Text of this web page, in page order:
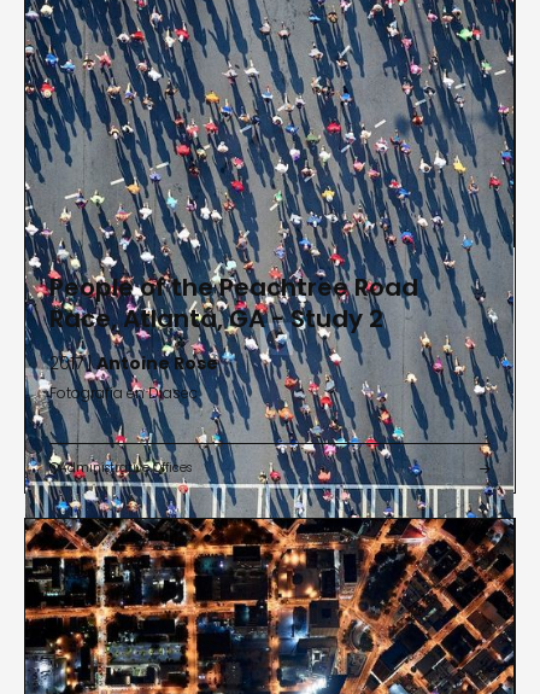
People of the Peachtree Road
Race, Atlanta, GA - Study 2
2017 |Antoine Rose
Fotografía en Diasec
Administrative Offices 